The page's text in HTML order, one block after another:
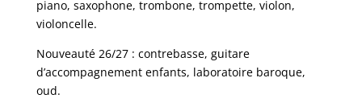
piano, saxophone, trombone, trompette, violon,
violoncelle.
Nouveauté 26/27 : contrebasse, guitare
d’accompagnement enfants, laboratoire baroque,
oud.